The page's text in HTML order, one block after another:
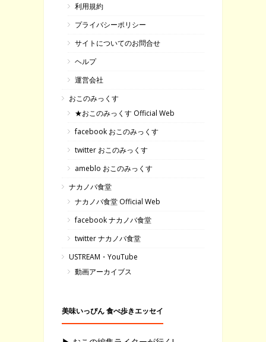
利用規約
プライバシーポリシー
サイトについてのお問合せ
ヘルプ
運営会社
おこのみっくす
★おこのみっくす Official Web
facebook おこのみっくす
twitter おこのみっくす
ameblo おこのみっくす
ナカノバ食堂
ナカノバ食堂 Official Web
facebook ナカノバ食堂
twitter ナカノバ食堂
USTREAM・YouTube
動画アーカイブス
美味いっぴん 食べ歩きエッセイ